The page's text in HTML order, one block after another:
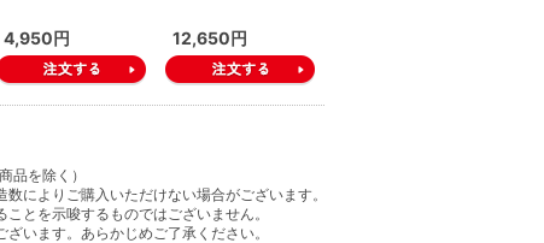
4,950円 12,650円
品を除く）
によりご購入いただけない場合がございます。
とを示唆するものではございません。
います。あらかじめご了承ください。